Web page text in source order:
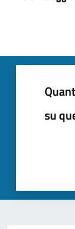
su